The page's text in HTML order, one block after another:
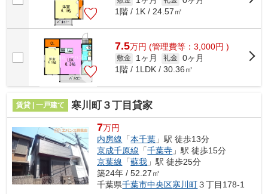
1階 / 1K / 24.57㎡
7.5万円 (管理費等：3,000円 )
敷金 1ヶ月 礼金 0ヶ月
1階 / 1LDK / 30.36㎡
賃貸 | 一戸建て 寒川町３丁目貸家
7万円
内房線 「本千葉 」駅 徒歩13分
京成千原線 「千葉寺 」駅 徒歩15分
京葉線 「蘇我 」駅 徒歩25分
築24年 / 52.27㎡
千葉県千葉市中央区寒川町３丁目178-1